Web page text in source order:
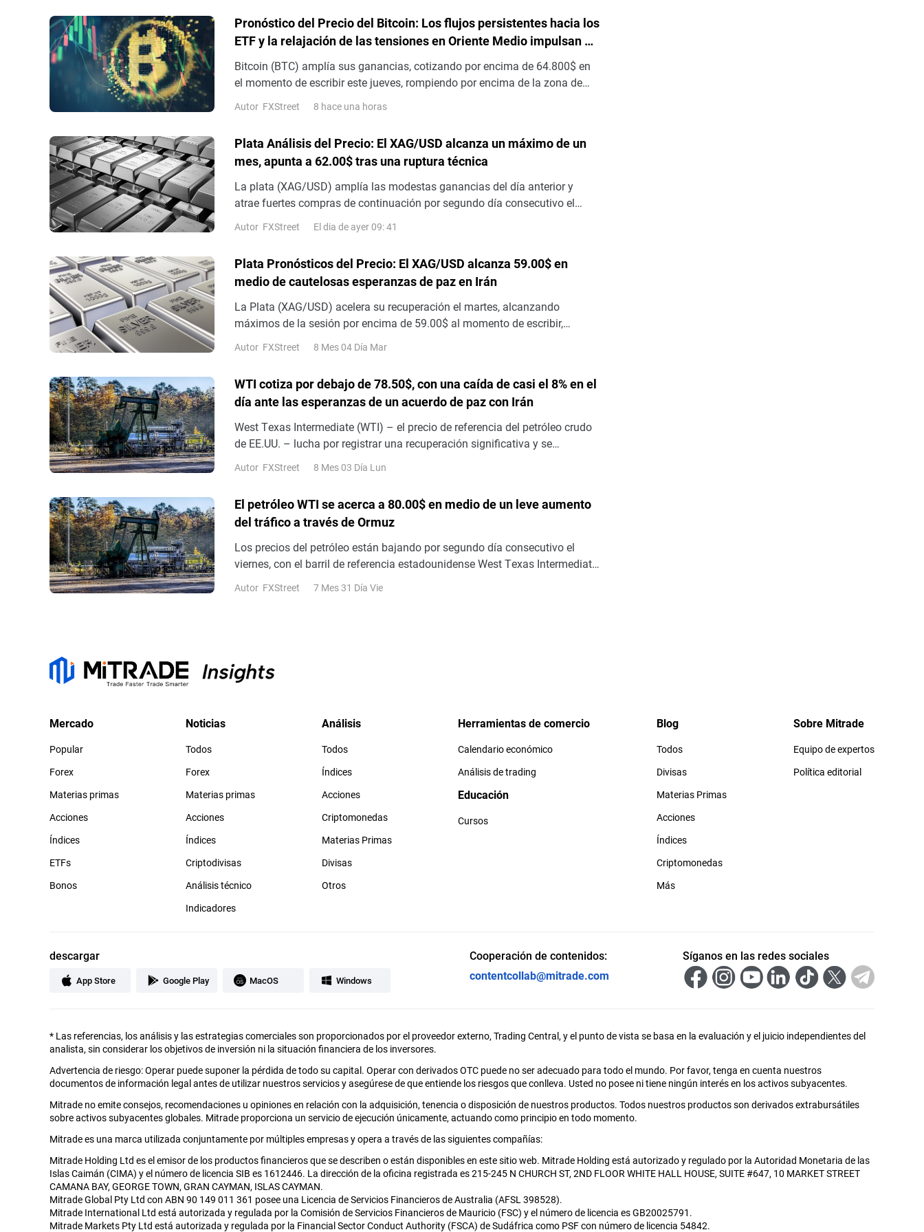
Pronóstico del Precio del Bitcoin: Los flujos persistentes hacia los
ETF y la relajación de las tensiones en Oriente Medio impulsan el
apetito por el riesgo
Bitcoin (BTC) amplía sus ganancias, cotizando por encima de 64.800$ en
el momento de escribir este jueves, rompiendo por encima de la zona de
resistencia clave. La demanda institucional respalda la acción del precio
Autor FXStreet 8 hace una horas
Plata Análisis del Precio: El XAG/USD alcanza un máximo de un
mes, apunta a 62.00$ tras una ruptura técnica
La plata (XAG/USD) amplía las modestas ganancias del día anterior y
atrae fuertes compras de continuación por segundo día consecutivo el
miércoles. El impulso positivo lleva al metal blanco a la zona de los 62.00$
– su nivel más alto desde el 7 de julio – durante la sesión europea
Autor FXStreet El dia de ayer 09: 41
Plata Pronósticos del Precio: El XAG/USD alcanza 59.00$ en
medio de cautelosas esperanzas de paz en Irán
La Plata (XAG/USD) acelera su recuperación el martes, alcanzando
máximos de la sesión por encima de 59.00$ al momento de escribir,
después de rebotar desde la zona de 56.50$ el lunes
Autor FXStreet 8 Mes 04 Día Mar
WTI cotiza por debajo de 78.50$, con una caída de casi el 8% en el
día ante las esperanzas de un acuerdo de paz con Irán
West Texas Intermediate (WTI) – el precio de referencia del petróleo crudo
de EE.UU. – lucha por registrar una recuperación significativa y se
mantiene con fuertes pérdidas intradía durante la primera parte de la
Autor FXStreet 8 Mes 03 Día Lun
El petróleo WTI se acerca a 80.00$ en medio de un leve aumento
del tráfico a través de Ormuz
Los precios del petróleo están bajando por segundo día consecutivo el
viernes, con el barril de referencia estadounidense West Texas Intermediate
(WTI) tocando mínimos de la sesión unos pocos centavos por encima de
Autor FXStreet 7 Mes 31 Día Vie
Mercado
Popular
Forex
Materias primas
Acciones
Índices
ETFs
Bonos
Noticias
Todos
Forex
Materias primas
Acciones
Índices
Criptodivisas
Análisis técnico
Indicadores
Análisis
Todos
Índices
Acciones
Criptomonedas
Materias Primas
Divisas
Otros
Herramientas de comercio
Calendario económico
Análisis de trading
Educación
Cursos
Blog
Todos
Divisas
Materias Primas
Acciones
Índices
Criptomonedas
Más
Sobre Mitrade
Equipo de expertos
Política editorial
descargar
App Store Google Play MacOS Windows
Cooperación de contenidos:
contentcollab@mitrade.com
Síganos en las redes sociales
* Las referencias, los análisis y las estrategias comerciales son proporcionados por el proveedor externo, Trading Central, y el punto de vista se basa en la evaluación y el juicio independientes del
analista, sin considerar los objetivos de inversión ni la situación financiera de los inversores.
Advertencia de riesgo: Operar puede suponer la pérdida de todo su capital. Operar con derivados OTC puede no ser adecuado para todo el mundo. Por favor, tenga en cuenta nuestros
documentos de información legal antes de utilizar nuestros servicios y asegúrese de que entiende los riesgos que conlleva. Usted no posee ni tiene ningún interés en los activos subyacentes.
Mitrade no emite consejos, recomendaciones u opiniones en relación con la adquisición, tenencia o disposición de nuestros productos. Todos nuestros productos son derivados extrabursátiles
sobre activos subyacentes globales. Mitrade proporciona un servicio de ejecución únicamente, actuando como principio en todo momento.
Mitrade es una marca utilizada conjuntamente por múltiples empresas y opera a través de las siguientes compañías:
Mitrade Holding Ltd es el emisor de los productos financieros que se describen o están disponibles en este sitio web. Mitrade Holding está autorizado y regulado por la Autoridad Monetaria de las
Islas Caimán (CIMA) y el número de licencia SIB es 1612446. La dirección de la oficina registrada es 215-245 N CHURCH ST, 2ND FLOOR WHITE HALL HOUSE, SUITE #647, 10 MARKET STREET
CAMANA BAY, GEORGE TOWN, GRAN CAYMAN, ISLAS CAYMAN.
Mitrade Global Pty Ltd con ABN 90 149 011 361 posee una Licencia de Servicios Financieros de Australia (AFSL 398528).
Mitrade International Ltd está autorizada y regulada por la Comisión de Servicios Financieros de Mauricio (FSC) y el número de licencia es GB20025791.
Mitrade Markets Pty Ltd está autorizada y regulada por la Financial Sector Conduct Authority (FSCA) de Sudáfrica como PSF con número de licencia 54842.